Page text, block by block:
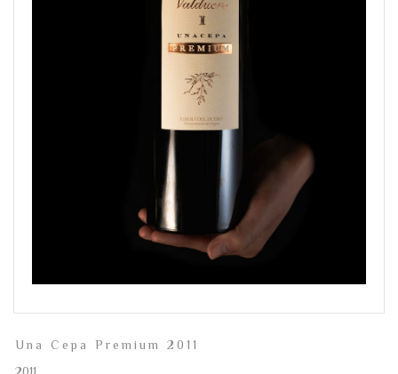
Una Cepa Premium 2011